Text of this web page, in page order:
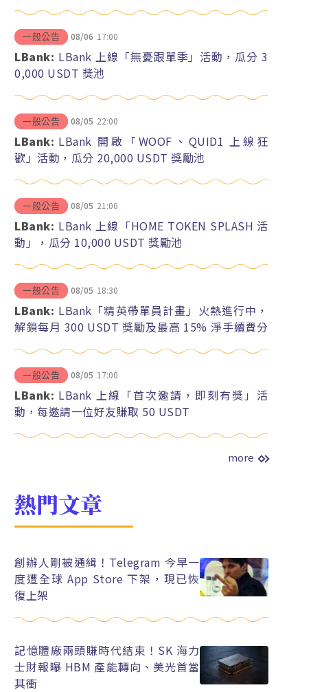
一般公告 08/06 17:00
LBank: LBank 上線「無憂跟單季」活動，瓜分 3
0,000 USDT 獎池
一般公告 08/05 22:00
LBank: LBank 開啟「WOOF、QUID1 上線狂
歡」活動，瓜分 20,000 USDT 獎勵池
一般公告 08/05 21:00
LBank: LBank 上線「HOME TOKEN SPLASH 活
動」，瓜分 10,000 USDT 獎勵池
一般公告 08/05 18:30
LBank: LBank「精英帶單員計畫」火熱進行中，
解鎖每月 300 USDT 獎勵及最高 15% 淨手續費分
一般公告 08/05 17:00
LBank: LBank 上線「首次邀請，即刻有獎」活
動，每邀請一位好友賺取 50 USDT
more
熱門文章
創辦人剛被通緝！Telegram 今早一
度遭全球 App Store 下架，現已恢
復上架
記憶體廠兩頭賺時代結束！SK 海力
士財報曝 HBM 產能轉向、美光首當
其衝